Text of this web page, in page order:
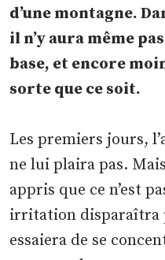
d’une montagne.
il n’y aura même
base, et encore
sorte que ce soit.
Les premiers jours,
ne lui plaira pas.
appris que ce n’est
irritation disparaîtra
essaiera de se